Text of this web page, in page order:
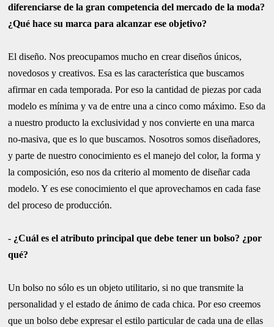
diferenciarse de la gran competencia del mercado de la moda?
¿Qué hace su marca para alcanzar ese objetivo?
El diseño. Nos preocupamos mucho en crear diseños únicos,
novedosos y creativos. Esa es las característica que buscamos
afirmar en cada temporada. Por eso la cantidad de piezas por cada
modelo es mínima y va de entre una a cinco como máximo. Eso da
a nuestro producto la exclusividad y nos convierte en una marca
no-masiva, que es lo que buscamos. Nosotros somos diseñadores,
y parte de nuestro conocimiento es el manejo del color, la forma y
la composición, eso nos da criterio al momento de diseñar cada
modelo. Y es ese conocimiento el que aprovechamos en cada fase
del proceso de producción.
- ¿Cuál es el atributo principal que debe tener un bolso? ¿por
qué?
Un bolso no sólo es un objeto utilitario, si no que transmite la
personalidad y el estado de ánimo de cada chica. Por eso creemos
que un bolso debe expresar el estilo particular de cada una de ellas